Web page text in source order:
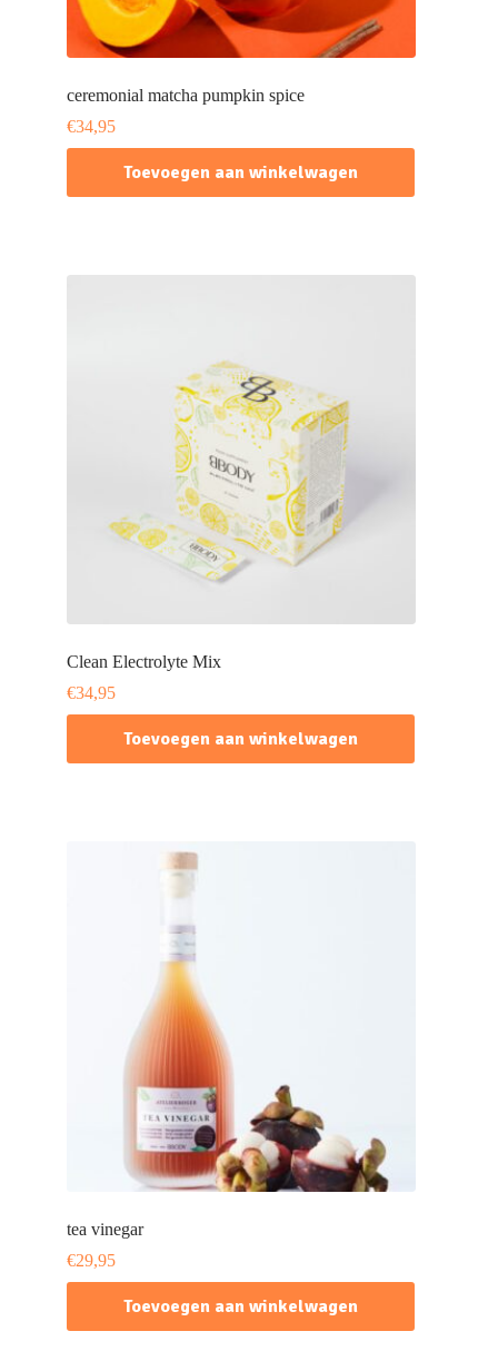
ceremonial matcha pumpkin spice
€34,95
Toevoegen aan winkelwagen
Clean Electrolyte Mix
€34,95
Toevoegen aan winkelwagen
tea vinegar
€29,95
Toevoegen aan winkelwagen